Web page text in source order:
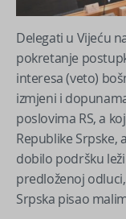
Delegati u Vijeću
pokretanje
interesa (veto)
izmjeni i
poslovima RS, a
Republike Srpske,
dobilo podršku
predloženoj
Srpska pisao